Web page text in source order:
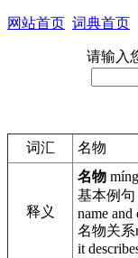
网站首页 词典首页
请输入
词汇 名物
释义
名物
基本例句
name
名物关系
it